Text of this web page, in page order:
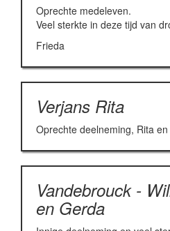
Oprechte medeleven.
Veel sterkte in deze tijd van
Frieda
Verjans Rita
Oprechte deelneming, Rita en
Vandebrouck -
en Gerda